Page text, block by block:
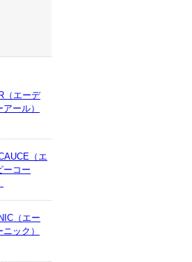
（エーデ
アール）
（エ
ーコー
（エー
ニック）